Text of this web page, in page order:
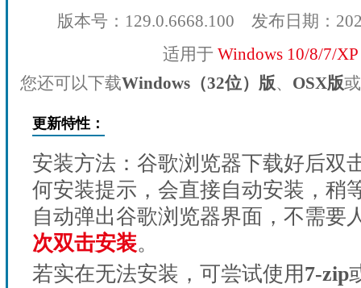
版本号：129.0.6668.100 发布日期：
适用于 Windows 10/8/7/
您还可以下载Windows（32位）版、 OSX版或
更新特性：
安装方法：谷歌浏览器下载好后双
何安装提示，会直接自动安装，稍
自动弹出谷歌浏览器界面，不需要
次双击安装。
若实在无法安装，可尝试使用7-zip